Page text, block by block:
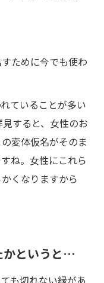
ために今でも使わ
ていることが多い
すると、女性のお
変体仮名がそのま
ね。女性にこれら
くなりますから
かというと…
も切れない縁があ